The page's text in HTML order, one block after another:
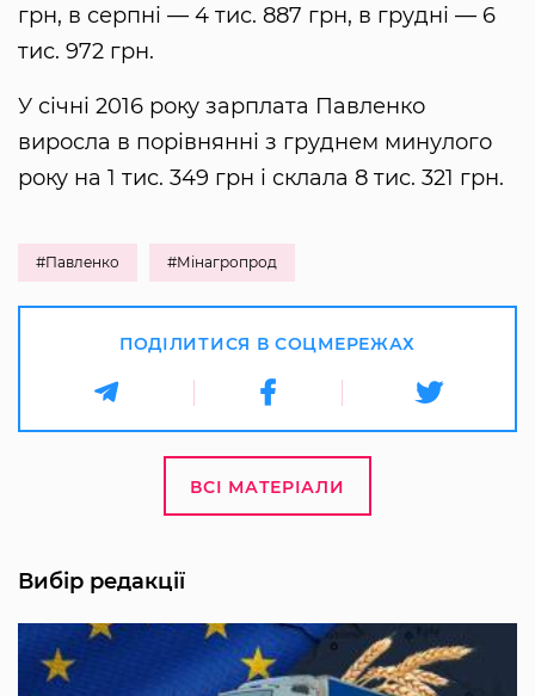
грн, в серпні — 4 тис. 887 грн, в грудні — 6
тис. 972 грн.
У січні 2016 року зарплата Павленко
виросла в порівнянні з груднем минулого
року на 1 тис. 349 грн і склала 8 тис. 321 грн.
#Павленко #Мінагропрод
ПОДІЛИТИСЯ В СОЦМЕРЕЖАХ
ВСІ МАТЕРІАЛИ
Вибір редакції